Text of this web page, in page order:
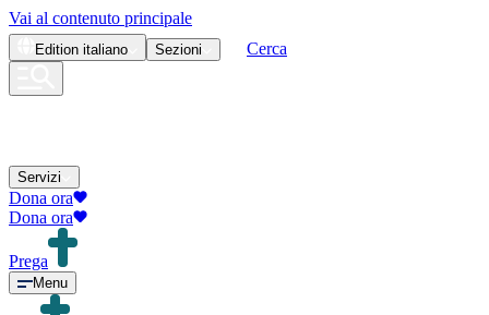
Vai al contenuto principale
Edition italiano Sezioni Cerca
Servizi
Dona ora
Dona ora
Prega
Menu